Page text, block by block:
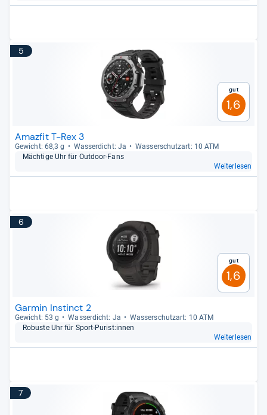
5
Gut
1,6
Amazfit T-Rex 3
Gewicht: 68,3 g Was­ser­dicht: Ja
Was­ser­schutz­art: 10 ATM
Mäch­tige Uhr für Out­door-​Fans
Weiterlesen
6
Gut
1,6
Garmin Instinct 2
Gewicht: 53 g Was­ser­dicht: Ja
Was­ser­schutz­art: 10 ATM
Robuste Uhr für Sport-​Purist:innen
Weiterlesen
7